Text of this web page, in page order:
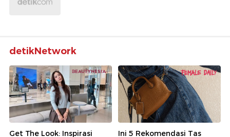
detikNetwork
Get The Look: Inspirasi Ini 5 Rekomendasi Tas